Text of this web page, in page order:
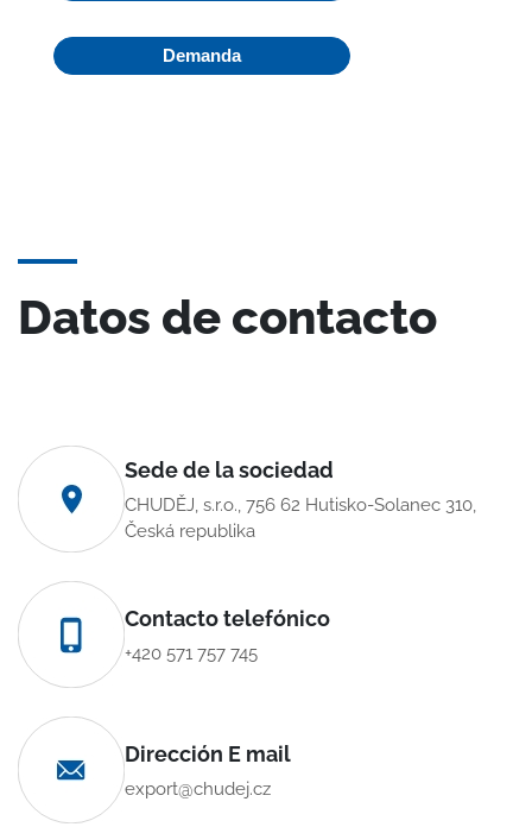
Demanda
Datos de contacto
Sede de la sociedad
CHUDĚJ, s.r.o., 756 62 Hutisko-Solanec 310,
Česká republika
Contacto telefónico
+420 571 757 745
Dirección E mail
export@chudej.cz